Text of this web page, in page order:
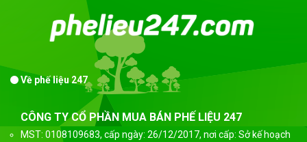
Về phế liệu 247
CÔNG TY CỔ PHẦN MUA BÁN PHẾ LIỆU 247
MST: 0108109683, cấp ngày: 26/12/2017, nơi cấp: Sở kế hoạch